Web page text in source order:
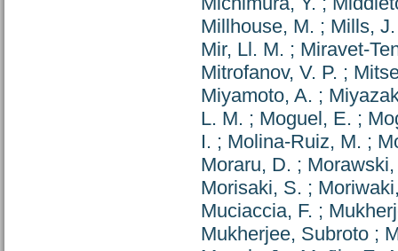
Millhouse, M. ; Mills,
Mir, Ll. M. ; Miravet-
Mitrofanov, V. P. ;
Miyamoto, A. ;
L. M. ; Moguel, E. ;
I. ; Molina-Ruiz, M. ;
Moraru, D. ; Morawski,
Morisaki, S. ;
Muciaccia, F. ;
Mukherjee, Subroto ;